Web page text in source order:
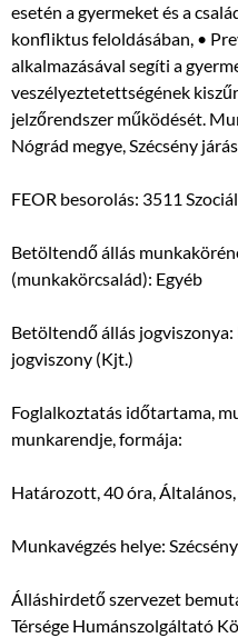
esetén a gyermeket és a
konfliktus feloldásában, •
alkalmazásával segíti a
veszélyeztetettségének
jelzőrendszer működését.
Nógrád megye, Szécsény
FEOR besorolás: 3511
Betöltendő állás
(munkakörcsalád): Egyéb
Betöltendő állás
jogviszony (Kjt.)
Foglalkoztatás időtartama,
munkarendje, formája:
Határozott, 40 óra,
Munkavégzés helye: Szécsény
Álláshirdető szervezet
Térsége Humánszolgáltató